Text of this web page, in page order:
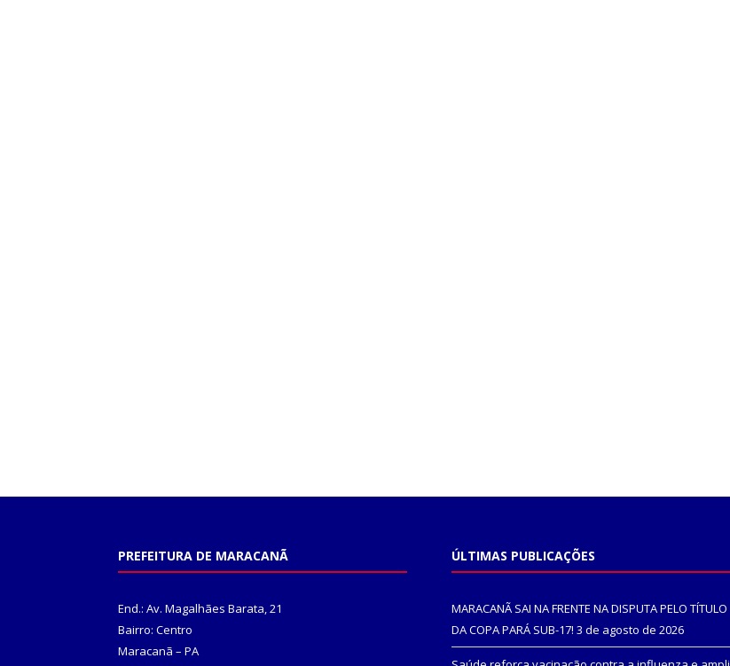
PREFEITURA DE MARACANÃ
End.: Av. Magalhães Barata, 21
Bairro: Centro
Maracanã – PA
ÚLTIMAS PUBLICAÇÕES
MARACANÃ SAI NA FRENTE NA DISPUTA PELO TÍTULO
DA COPA PARÁ SUB-17! 3 de agosto de 2026